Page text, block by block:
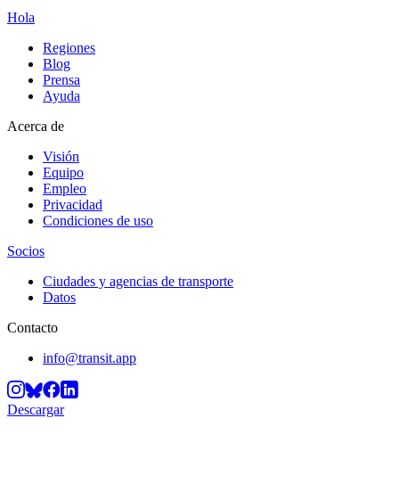
Hola
Regiones
Blog
Prensa
Ayuda
Acerca de
Visión
Equipo
Empleo
Privacidad
Condiciones de uso
Socios
Ciudades y agencias de transporte
Datos
Contacto
info@transit.app
Descargar